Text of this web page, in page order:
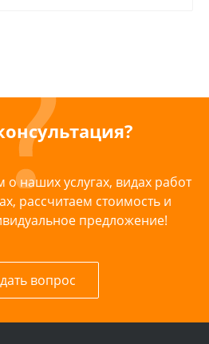
наших услугах, видах работ
рассчитаем стоимость и
предложение!
вопрос